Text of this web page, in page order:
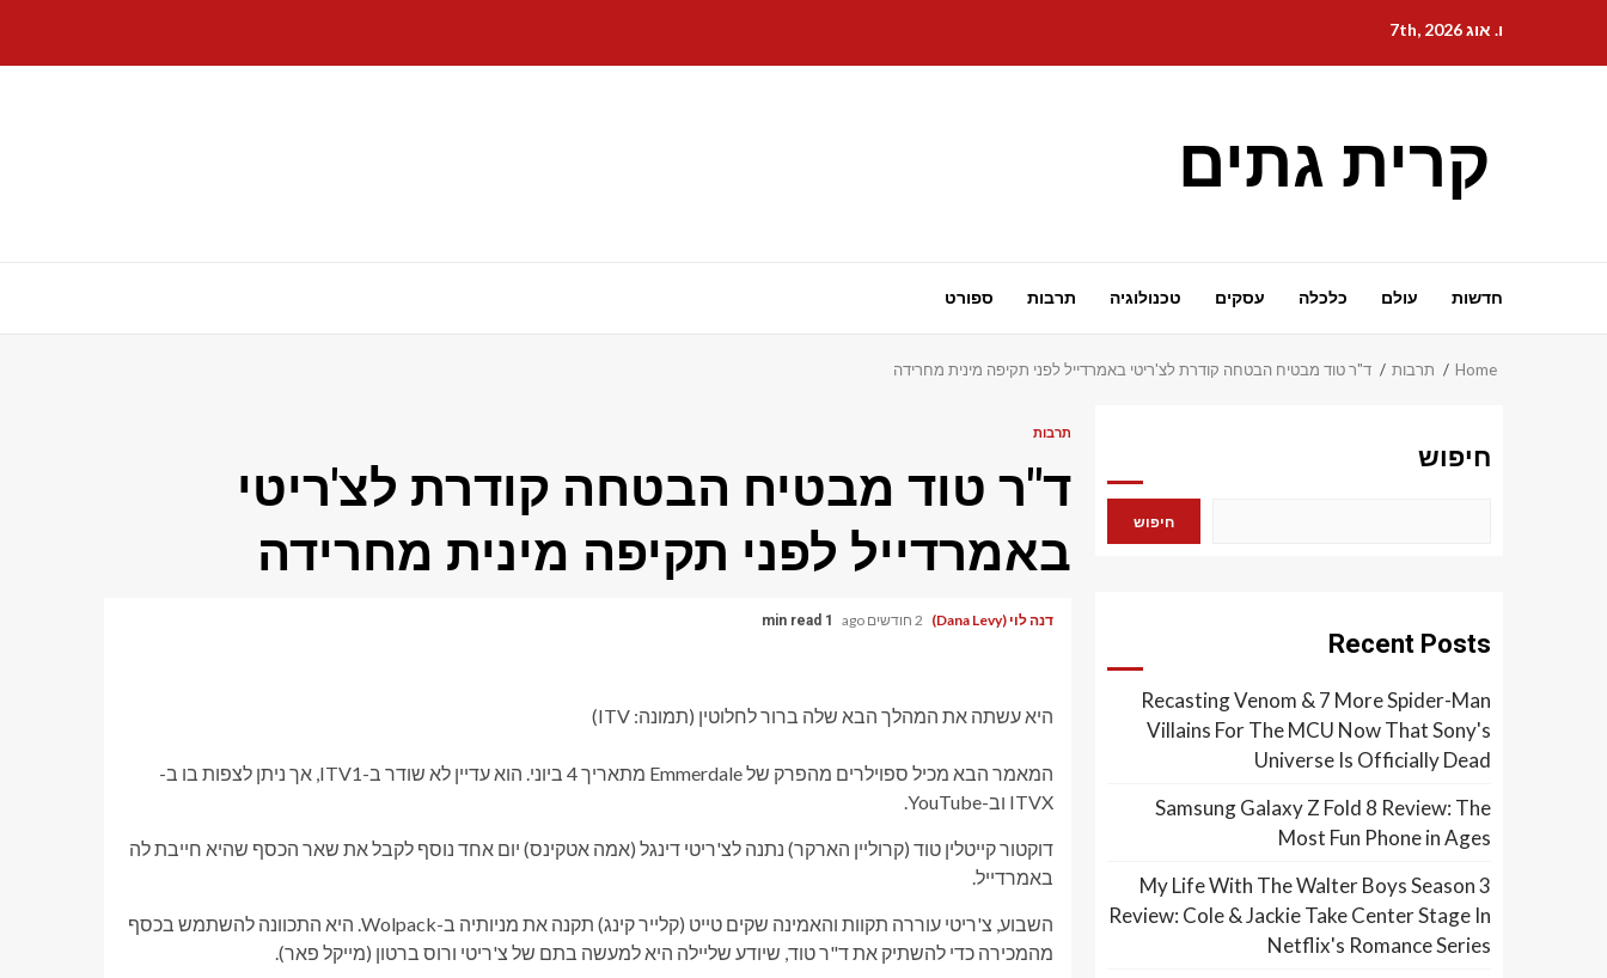
content
ו. אוג 7th, 2026
קרית גתים
חדשות עולם כלכלה עסקים טכנולוגיה תרבות ספורט
Home תרבות ד"ר טוד מבטיח הבטחה קודרת לצ'ריטי באמרדייל לפני תקיפה מינית מחרידה
תרבות
ד"ר טוד מבטיח הבטחה קודרת לצ'ריטי
באמרדייל לפני תקיפה מינית מחרידה
דנה לוי (Dana Levy) 2 חודשים ago 1 min read
היא עשתה את המהלך הבא שלה ברור לחלוטין (תמונה: ITV)
המאמר הבא מכיל ספוילרים מהפרק של Emmerdale מתאריך 4 ביוני. הוא עדיין לא שודר ב-ITV1, אך ניתן לצפות בו ב-
ITVX וב-YouTube.
דוקטור קייטלין טוד (קרוליין הארקר) נתנה לצ'ריטי דינגל (אמה אטקינס) יום אחד נוסף לקבל את שאר הכסף שהיא חייבת לה
באמרדייל.
השבוע, צ'ריטי עוררה תקוות והאמינה שקים טייט (קלייר קינג) תקנה את מניותיה ב-Wolpack. היא התכוונה להשתמש בכסף
מהמכירה כדי להשתיק את ד"ר טוד, שיודע שליילה היא למעשה בתם של צ'ריטי ורוס ברטון (מייקל פאר).
חיפוש
חיפוש
Recent Posts
Recasting Venom & 7 More Spider-Man
Villains For The MCU Now That Sony's
Universe Is Officially Dead
Samsung Galaxy Z Fold 8 Review: The
Most Fun Phone in Ages
My Life With The Walter Boys Season 3
Review: Cole & Jackie Take Center Stage In
Netflix's Romance Series